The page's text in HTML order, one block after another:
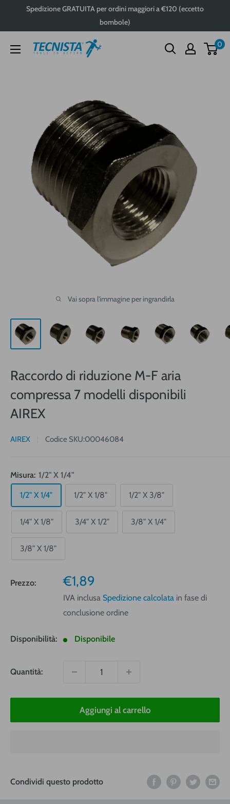
Spedizione GRATUITA per ordini maggiori a €120 (eccetto
bombole)
Tecnista 0
Vai sopra l'immagine per ingrandirla
Raccordo di riduzione M-F aria
compressa 7 modelli disponibili
AIREX
AIREX Codice SKU:00046084
Misura: 1/2" X 1/4"
1/2" X 1/4" 1/2" X 1/8" 1/2" X 3/8"
1/4" X 1/8" 3/4" X 1/2" 3/8" X 1/4"
3/8" X 1/8"
Prezzo:
Prezzo
vendita
€1,89
IVA inclusa Spedizione calcolata in fase di
conclusione ordine
Disponibilità: Disponibile
Quantità:
Aggiungi al carrello
Condividi questo prodotto